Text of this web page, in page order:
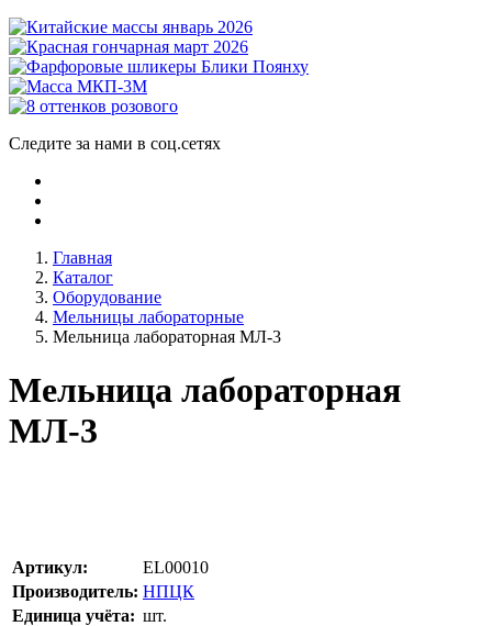
Следите за нами в соц.сетях
Главная
Каталог
Оборудование
Мельницы лабораторные
Мельница лабораторная МЛ-3
Мельница лабораторная
МЛ-3
Артикул:
EL00010
Производитель: НПЦК
Единица учёта: шт.